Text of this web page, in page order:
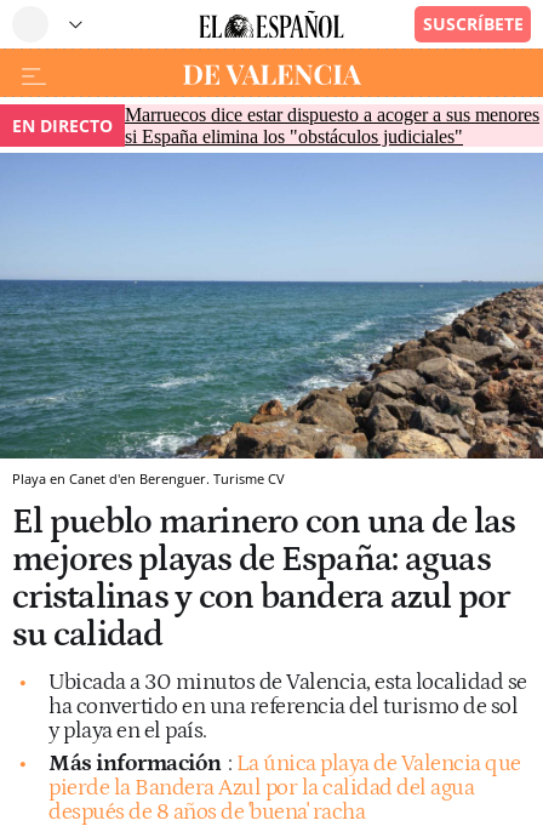
EN DIRECTO Marruecos dice estar dispuesto a acoger a sus menores
si España elimina los "obstáculos judiciales"
Playa en Canet d'en Berenguer. Turisme CV
El pueblo marinero con una de las
mejores playas de España: aguas
cristalinas y con bandera azul por
su calidad
Ubicada a 30 minutos de Valencia, esta localidad se
ha convertido en una referencia del turismo de sol
y playa en el país.
Más información : La única playa de Valencia que
pierde la Bandera Azul por la calidad del agua
después de 8 años de 'buena' racha